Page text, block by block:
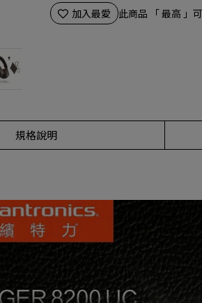
加入最愛 此商品 「 最高 」
規格說明